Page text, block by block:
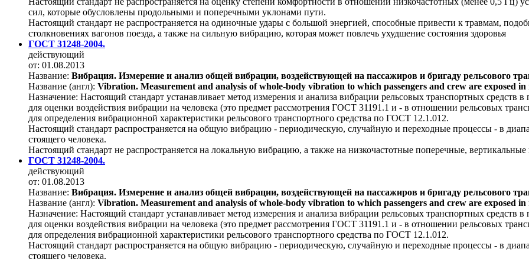
сил, которые обусловлены продольными и поперечными уклонами пути.
Настоящий стандарт не распространяется на одиночные удары с большой энергией, способные привести к травмам,
столкновениях вагонов поезда, а также на сильную вибрацию, которая может повлечь ухудшение состояния здоровья
ГОСТ 31248-2004.
действующий
от: 01.08.2013
Название: Вибрация. Измерение и анализ общей вибрации, воздействующей на пассажиров и бригаду рельсового
Название (англ): Vibration. Measurement and analysis of whole-body vibration to which passengers and crew are exposed
Назначение: Настоящий стандарт устанавливает метод измерения и анализа вибрации рельсовых транспортных
для оценки воздействия вибрации на человека (это предмет рассмотрения ГОСТ 31191.1 и - в отношении рельсовых
для определения вибрационной характеристики рельсового транспортного средства по ГОСТ 12.1.012.
Настоящий стандарт распространяется на общую вибрацию - периодическую, случайную и переходные процессы - в
стоящего человека.
Настоящий стандарт не распространяется на локальную вибрацию, а также на низкочастотные поперечные,
ГОСТ 31248-2004.
действующий
от: 01.08.2013
Название: Вибрация. Измерение и анализ общей вибрации, воздействующей на пассажиров и бригаду рельсового
Название (англ): Vibration. Measurement and analysis of whole-body vibration to which passengers and crew are exposed
Назначение: Настоящий стандарт устанавливает метод измерения и анализа вибрации рельсовых транспортных
для оценки воздействия вибрации на человека (это предмет рассмотрения ГОСТ 31191.1 и - в отношении рельсовых
для определения вибрационной характеристики рельсового транспортного средства по ГОСТ 12.1.012.
Настоящий стандарт распространяется на общую вибрацию - периодическую, случайную и переходные процессы - в
стоящего человека.